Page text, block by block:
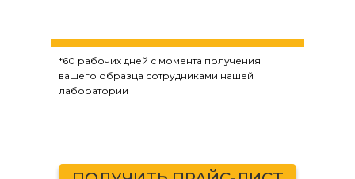
*60 рабочих дней с момента получения
вашего образца сотрудниками нашей
лаборатории